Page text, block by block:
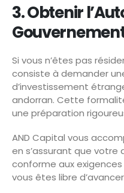
3. Obtenir
Si vous n’êtes pas
consiste à demander
d’investissement
andorran. Cette
une préparation
AND Capital vous
en s’assurant que
conforme aux
vous êtes libre